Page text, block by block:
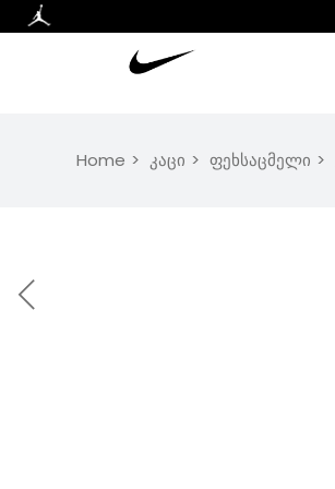
Home კაცი ფეხსაცმელი